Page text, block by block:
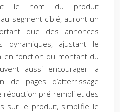
le nom du produit
segment ciblé, auront un
que des annonces
dynamiques, ajustant le
en fonction du montant du
aussi encourager la
de pages d’atterrissage
réduction pré-rempli et des
sur le produit, simplifie le